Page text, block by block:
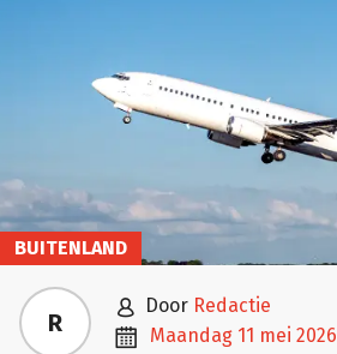
BUITENLAND
R  door Redactie
 maandag 11 mei 2026